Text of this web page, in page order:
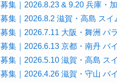
募集｜2026.8.23 & 9.20 兵庫・
募集｜2026.8.2 滋賀・高島 ス
募集｜2026.7.11 大阪・舞洲 パ
募集｜2026.6.13 京都・南丹 バ
募集｜2026.5.10 滋賀・高島 ス
募集｜2026.4.26 滋賀・守山 バ